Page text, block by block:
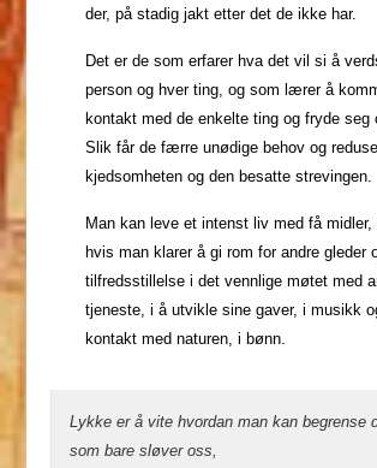
der, på stadig jakt etter det de ikke har.
Det er de som erfarer hva det vil si å
person og hver ting, og som lærer å
kontakt med de enkelte ting og fryde seg
Slik får de færre unødige behov og
kjedsomheten og den besatte strevingen.
Man kan leve et intenst liv med få midler,
hvis man klarer å gi rom for andre gleder
tilfredsstillelse i det vennlige møtet med
tjeneste, i å utvikle sine gaver, i musikk
kontakt med naturen, i bønn.
Lykke er å vite hvordan man kan begrense
som bare sløver oss,